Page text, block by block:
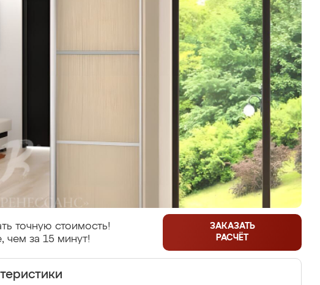
точную стоимость!
чем за 15 минут!
ЗАКАЗАТЬ
РАСЧЁТ